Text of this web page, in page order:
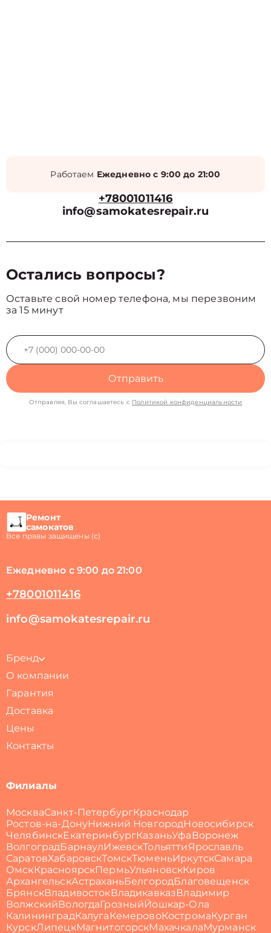
Работаем Ежедневно с 9:00 до 21:00
+78001011416
info@samokatesrepair.ru
Остались вопросы?
Оставьте свой номер телефона, мы перезвоним
за 15 минут
Отправить
Отправляя, Вы соглашаетесь с Политикой конфиденциальности
Ремонт
самокатов
Все правы защищены (с)
Ежедневно с 9:00 до 21:00
+78001011416
info@samokatesrepair.ru
Бренд
О компании
Гарантия
Доставка
Цены
Контакты
Филиалы
МоскваСанкт-ПетербургКраснодар
Ростов-на-ДонуНижний НовгородНовосибирск
ЧелябинскЕкатеринбургКазаньУфа Воронеж
ВолгоградБарнаулИжевскТольяттиЯрославль
СаратовХабаровскТомскТюменьИркутскСамара
ОмскКрасноярскПермьУльяновскКиров
АрхангельскАстраханьБелгородБлаговещенск
БрянскВладивостокВладикавказВладимир
ВолжскийВологдаГрозныйЙошкар-Ола
КалининградКалуга КемеровоКостромаКурган
КурскЛипецкМагнитогорскМахачкалаМурманск